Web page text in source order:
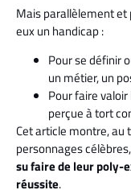
Mais parallèlement
eux un handicap :
Pour se définir
un métier, un
Pour faire
perçue à tort
Cet article montre, au
personnages
su faire de leur poly-
réussite.